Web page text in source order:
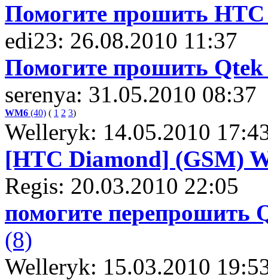
Помогите прошить HTC
edi23: 26.08.2010 11:37
Помогите прошить Qtek
serenya: 31.05.2010 08:37
WM6 (40) ( 1 2 3)
Welleryk: 14.05.2010
[HTC Diamond] (GSM)
Regis: 20.03.2010 22:05
помогите перепрошить
(8)
Welleryk: 15.03.2010